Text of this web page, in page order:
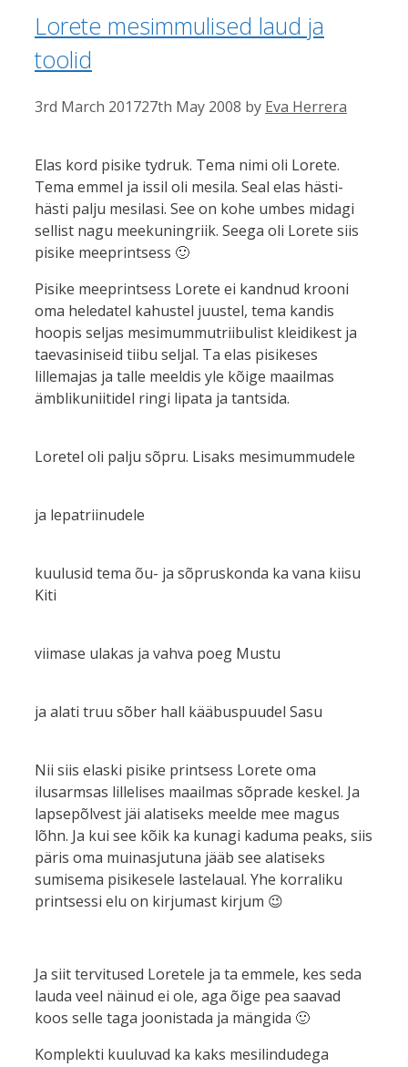
Lorete mesimmulised laud ja
toolid
3rd March 201727th May 2008 by Eva Herrera
Elas kord pisike tydruk. Tema nimi oli Lorete.
Tema emmel ja issil oli mesila. Seal elas hästi-
hästi palju mesilasi. See on kohe umbes midagi
sellist nagu meekuningriik. Seega oli Lorete siis
pisike meeprintsess 🙂
Pisike meeprintsess Lorete ei kandnud krooni
oma heledatel kahustel juustel, tema kandis
hoopis seljas mesimummutriibulist kleidikest ja
taevasiniseid tiibu seljal. Ta elas pisikeses
lillemajas ja talle meeldis yle kõige maailmas
ämblikuniitidel ringi lipata ja tantsida.
Loretel oli palju sõpru. Lisaks mesimummudele
ja lepatriinudele
kuulusid tema õu- ja sõpruskonda ka vana kiisu
Kiti
viimase ulakas ja vahva poeg Mustu
ja alati truu sõber hall kääbuspuudel Sasu
Nii siis elaski pisike printsess Lorete oma
ilusarmsas lillelises maailmas sõprade keskel. Ja
lapsepõlvest jäi alatiseks meelde mee magus
lõhn. Ja kui see kõik ka kunagi kaduma peaks, siis
päris oma muinasjutuna jääb see alatiseks
sumisema pisikesele lastelaual. Yhe korraliku
printsessi elu on kirjumast kirjum 😉
Ja siit tervitused Loretele ja ta emmele, kes seda
lauda veel näinud ei ole, aga õige pea saavad
koos selle taga joonistada ja mängida 🙂
Komplekti kuuluvad ka kaks mesilindudega